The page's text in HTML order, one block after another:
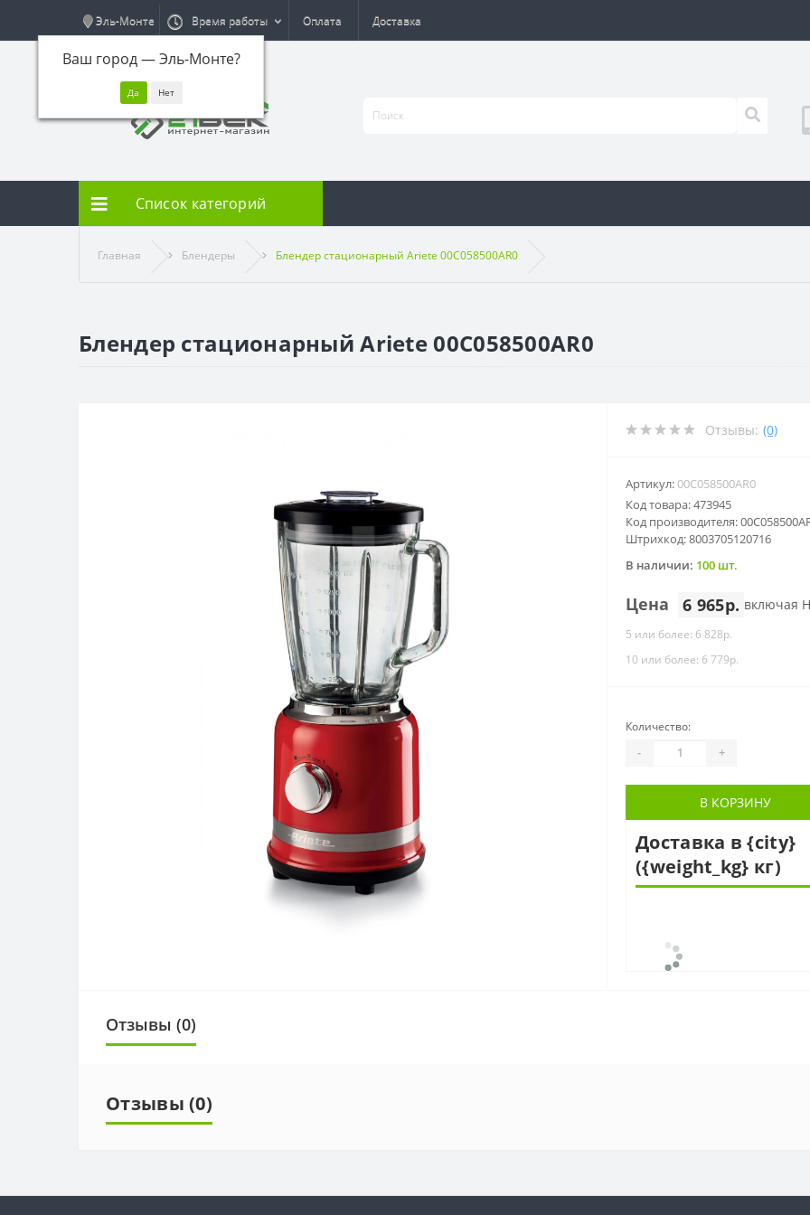
Эль-Монте
Ваш город —Эль-Монте?
Время работы Оплата Доставка
Список категорий
Главная Блендеры Блендер стационарный Ariete 00C058500AR0
Блендер стационарный Ariete 00C058500AR0
Отзывы: (0)
Артикул:00C058500AR0
Код товара: 473945
Код производителя:
Штрихкод: 8003705120716
В наличии: 100 шт.
Цена 6 965р. включая
5 или более: 6 828р.
10 или более: 6 779р.
Количество:
- +
В КОРЗИНУ
Доставка в {city}
({weight_kg} кг)
Отзывы (0)
Отзывы (0)